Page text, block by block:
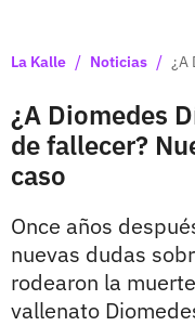
La Kalle / Noticias / ¿A
¿A Diomedes
de fallecer?
caso
Once años
nuevas dudas
rodearon la
vallenato